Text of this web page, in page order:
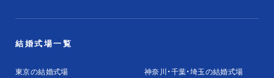
結婚式場一覧
東京の結婚式場
神奈川・千葉・埼玉の結婚式場